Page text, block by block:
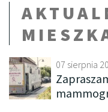
07 sierpnia